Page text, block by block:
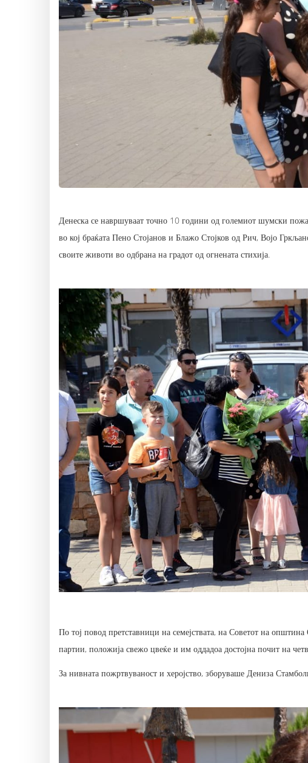
Денеска се навршуваат точно 10 години од големиот шумски
во кој браќата Пено Стојанов и Блажо Стојков од Рич, Војо
своите животи во одбрана на градот од огнената стихија.
По тој повод претставници на семејствата, на Советот на
партии, положија свежо цвеќе и им оддадоа достојна почит на
За нивната пожртвуваност и херојство, зборуваше Дениза